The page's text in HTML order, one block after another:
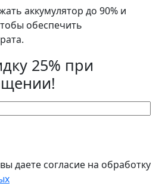
аккумулятор до 90% и
обеспечить
25% при
даете согласие на обработку